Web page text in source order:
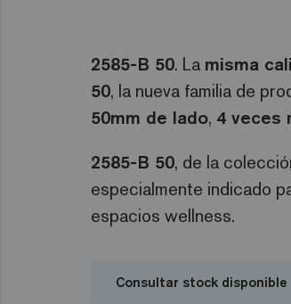
2585-B 50. La misma
50, la nueva familia de
50mm de lado, 4 veces
2585-B 50, de la
especialmente indicado
espacios wellness.
Consultar stock disponible